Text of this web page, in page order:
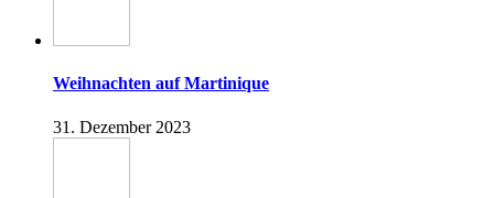
Weihnachten auf Martinique
31. Dezember 2023